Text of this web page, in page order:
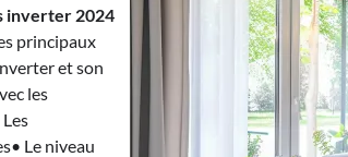
inverter 2024
principaux
et son
les
Le niveau